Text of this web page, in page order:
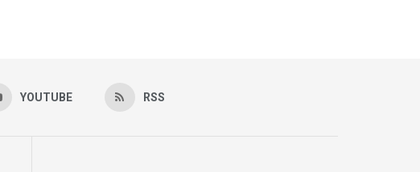
YOUTUBE RSS